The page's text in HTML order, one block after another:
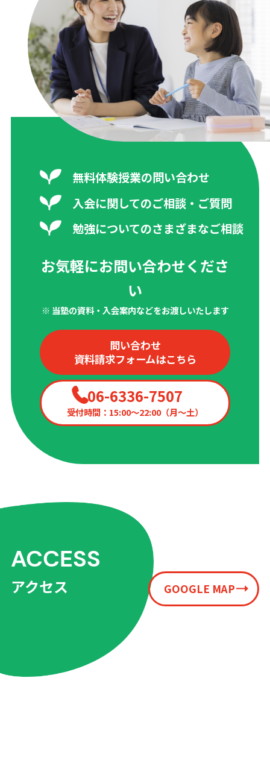
無料体験授業の問い合わせ
入会に関してのご相談・ご質問
勉強についてのさまざまなご相談
お気軽にお問い合わせくださ
い
※ 当塾の資料・入会案内などをお渡しいたします
問い合わせ
資料請求フォームはこちら
06-6336-7507
受付時間：15:00〜22:00（月〜土）
ACCESS
アクセス GOOGLE MAP